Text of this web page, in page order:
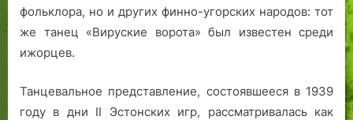
фольклора, но и других финно-угорских народов: тот
же танец «Вируские ворота» был известен среди
ижорцев.
Танцевальное представление, состоявшееся в 1939
году в дни II Эстонских игр, рассматривалась как